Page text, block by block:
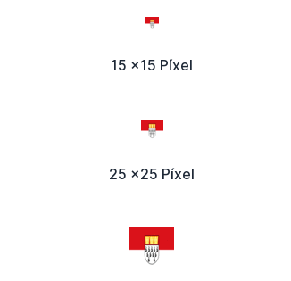
15 x15 Píxel
25 x25 Píxel